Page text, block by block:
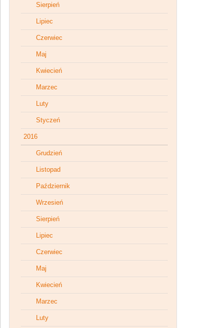
Sierpień
Lipiec
Czerwiec
Maj
Kwiecień
Marzec
Luty
Styczeń
2016
Grudzień
Listopad
Październik
Wrzesień
Sierpień
Lipiec
Czerwiec
Maj
Kwiecień
Marzec
Luty